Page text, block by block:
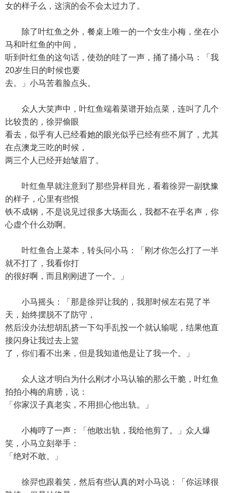
女的样子么，这演的会不会太过力了。
除了叶红鱼之外，餐桌上唯一的一个女生小梅，坐在小
马和叶红鱼的中间，
听到叶红鱼的这句话，使劲的哇了一声，捅了捅小马：「我
20岁生日的时候也要
去。」小马苦着脸点头。
众人大笑声中，叶红鱼端着菜谱开始点菜，连叫了几个
比较贵的，徐羿偷眼
看去，似乎有人已经看她的眼光似乎已经有些不屑了，尤其
在点澳龙三吃的时候，
两三个人已经开始皱眉了。
叶红鱼早就注意到了那些异样目光，看着徐羿一副犹豫
的样子，心里有些恨
铁不成钢，不是说见过很多大场面么，我都不在乎名声，你
心虚个什么劲啊。
叶红鱼合上菜本，转头问小马：「刚才你怎么打了一半
就不打了，我看你打
的很好啊，而且刚刚进了一个。」
小马摇头：「那是徐羿让我的，我那时候左右晃了半
天，始终摆脱不了防守，
然后没办法想胡乱挤一下勾手乱投一个就认输呢，结果他直
接闪身让我过去上篮
了，你们看不出来，但是我知道他是让了我一个。」
众人这才明白为什么刚才小马认输的那么干脆，叶红鱼
拍拍小梅的肩膀，说：
「你家汉子真老实，不用担心他出轨。」
小梅哼了一声：「他敢出轨，我给他剪了。」众人爆
笑，小马立刻举手：
「绝对不敢。」
徐羿也跟着笑，然后有些认真的对小马说：「你运球很